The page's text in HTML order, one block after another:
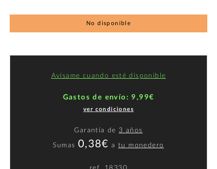
No disponible
Avísame cuando esté disponible
Gastos de envío: 9,99€
ver condiciones
Garantía de 3 años
Sumas 0,38€ atu monedero